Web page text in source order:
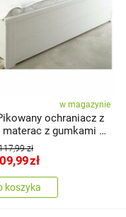
w magazynie
ochraniacz z
materac z gumkami w
cm zł
zł
koszyka